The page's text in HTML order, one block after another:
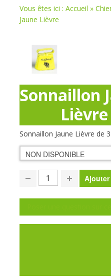
Vous êtes ici : Accueil »
Jaune Lièvre
Sonnaillon
Lièvre
Sonnaillon Jaune Lièvre de